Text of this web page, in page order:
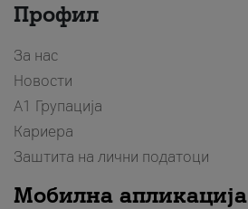
Профил
За нас
Новости
А1 Групација
Кариера
Заштита на лични податоци
Мобилна апликација